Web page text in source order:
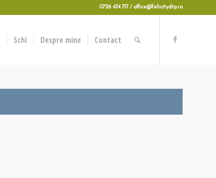
0726 474 717 / office@felicitydtp.ro
Schi Despre mine Contact